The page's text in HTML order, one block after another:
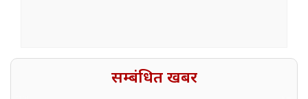
सम्बंधित खबर